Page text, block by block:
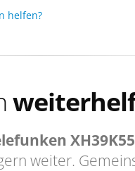
helfen?
weiter.